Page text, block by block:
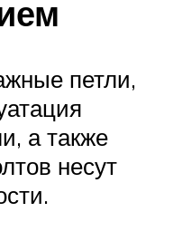
петли,
а также
несут